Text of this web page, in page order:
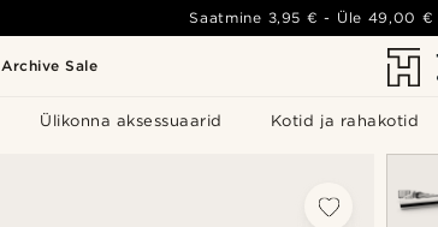
Archive Sale
Ülikonna aksessuaarid Kotid ja rahakotid
Saatmine 3,95 € - Üle 49,00 €